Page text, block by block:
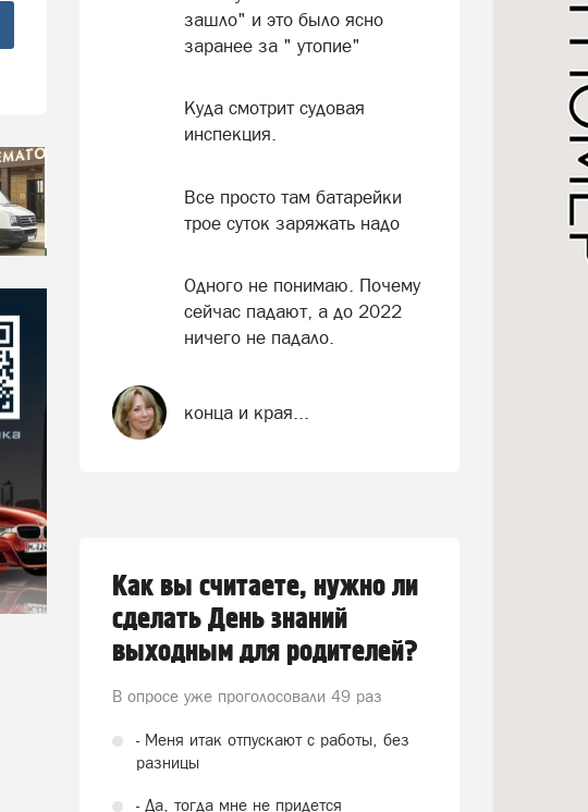
зашло" и это было ясно
заранее за " утопие"
Куда смотрит судовая
инспекция.
Все просто там батарейки
трое суток заряжать надо
Одного не понимаю. Почему
сейчас падают, а до 2022
ничего не падало.
конца и края...
Как вы считаете, нужно ли
сделать День знаний
выходным для родителей?
В опросе уже проголосовали 49 раз
- Меня итак отпускают с работы, без
разницы
- Да, тогда мне не придется